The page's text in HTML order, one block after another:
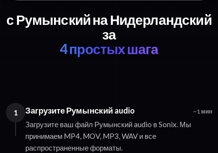
с Румынский на Нидерландский
за
4 простых шага
1 Загрузите Румынский audio ~1 мин
Загрузите ваш файл Румынский audio в Sonix. Мы
принимаем MP4, MOV, MP3, WAV и все
распространенные форматы.